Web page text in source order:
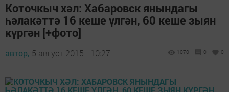
Коточкыч хәл: Хабаровск янындагы
һәлакәттә 16 кеше үлгән, 60 кеше зыян
күргән [+фото]
автор, 5 август 2015 - 10:27 1070 0 0